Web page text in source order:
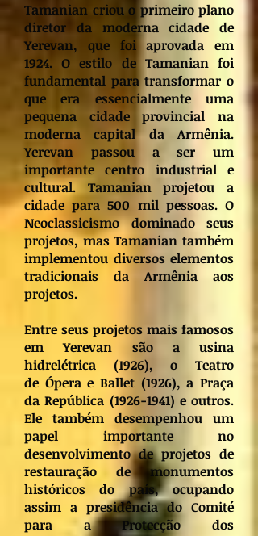
Tamanian criou o primeiro plano
diretor da moderna cidade de
Yerevan, que foi aprovada em
1924. O estilo de Tamanian foi
fundamental para transformar o
que era essencialmente uma
pequena cidade provincial na
moderna capital da Armênia.
Yerevan passou a ser um
importante centro industrial e
cultural. Tamanian projetou a
cidade para 500 mil pessoas. O
Neoclassicismo dominado seus
projetos, mas Tamanian também
implementou diversos elementos
tradicionais da Armênia aos
projetos.
Entre seus projetos mais famosos
em Yerevan são a usina
hidrelétrica (1926), o Teatro
de Ópera e Ballet (1926), a Praça
da República (1926-1941) e outros.
Ele também desempenhou um
papel importante no
desenvolvimento de projetos de
restauração de monumentos
históricos do país, ocupando
assim a presidência do Comité
para a Protecção dos